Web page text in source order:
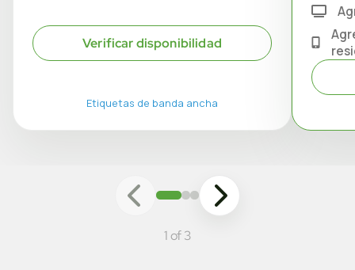
Verificar disponibilidad
Etiquetas de banda ancha
1 of 3